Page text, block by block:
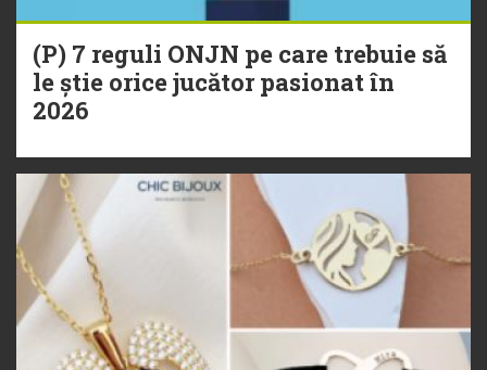
(P) 7 reguli ONJN pe care trebuie să
le știe orice jucător pasionat în
2026